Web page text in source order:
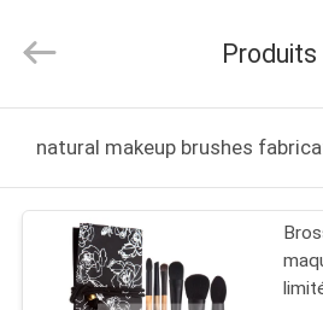
PRODUITS
Chanmy
Cosmetics
All
Produits
natural makeup brushes